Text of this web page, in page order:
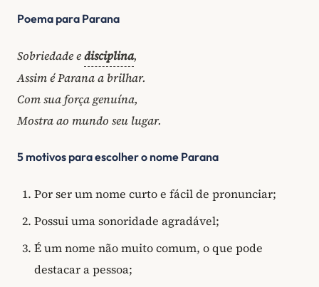
Poema para Parana
Sobriedade edisciplina,
Assim é Parana a brilhar.
Com sua força genuína,
Mostra ao mundo seu lugar.
5 motivos para escolher o nome Parana
Por ser um nome curto e fácil de pronunciar;
Possui uma sonoridade agradável;
É um nome não muito comum, o que pode
destacar a pessoa;